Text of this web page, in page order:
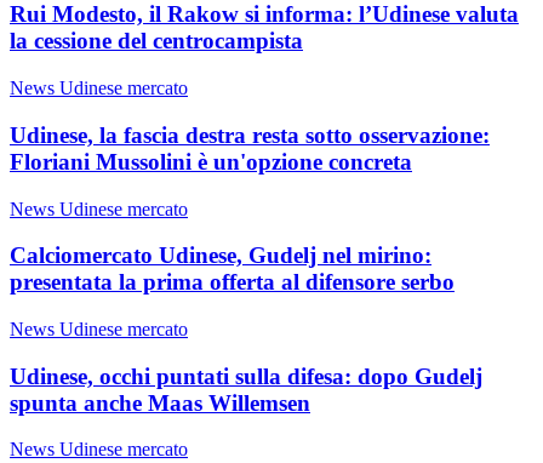
Rui Modesto, il Rakow si informa: l’Udinese valuta
la cessione del centrocampista
News Udinese mercato
Udinese, la fascia destra resta sotto osservazione:
Floriani Mussolini è un'opzione concreta
News Udinese mercato
Calciomercato Udinese, Gudelj nel mirino:
presentata la prima offerta al difensore serbo
News Udinese mercato
Udinese, occhi puntati sulla difesa: dopo Gudelj
spunta anche Maas Willemsen
News Udinese mercato